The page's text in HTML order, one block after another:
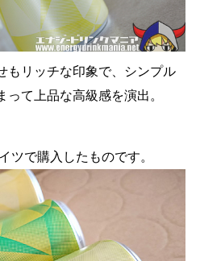
もリッチな印象で、シンプル
て上品な高級感を演出。
ツで購入したものです。